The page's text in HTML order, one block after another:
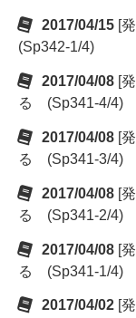
2017/04/15 [
(Sp342-1/4)
2017/04/08 [
る (Sp341-4/4)
2017/04/08 [
る (Sp341-3/4)
2017/04/08 [
る (Sp341-2/4)
2017/04/08 [
る (Sp341-1/4)
2017/04/02 [